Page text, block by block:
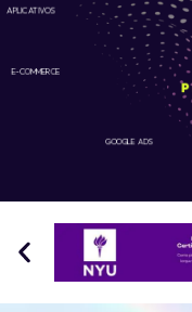
GOOGLE ADS
APLICATIVOS
E-COMMERCE